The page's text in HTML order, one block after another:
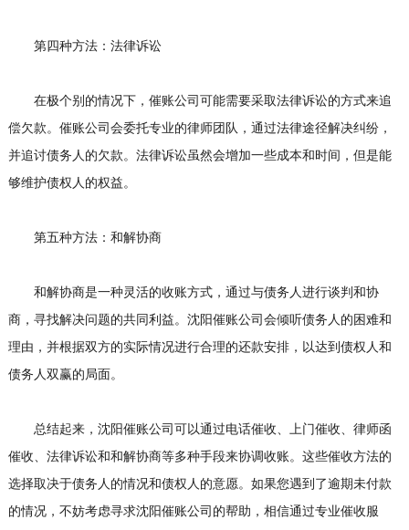
第四种方法：法律诉讼
在极个别的情况下，催账公司可能需要采取法律诉讼的方式来追
偿欠款。催账公司会委托专业的律师团队，通过法律途径解决纠纷，
并追讨债务人的欠款。法律诉讼虽然会增加一些成本和时间，但是能
够维护债权人的权益。
第五种方法：和解协商
和解协商是一种灵活的收账方式，通过与债务人进行谈判和协
商，寻找解决问题的共同利益。沈阳催账公司会倾听债务人的困难和
理由，并根据双方的实际情况进行合理的还款安排，以达到债权人和
债务人双赢的局面。
总结起来，沈阳催账公司可以通过电话催收、上门催收、律师函
催收、法律诉讼和和解协商等多种手段来协调收账。这些催收方法的
选择取决于债务人的情况和债权人的意愿。如果您遇到了逾期未付款
的情况，不妨考虑寻求沈阳催账公司的帮助，相信通过专业催收服